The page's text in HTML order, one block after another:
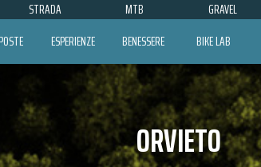
STRADA MTB GRAVEL
ESPERIENZE BENESSERE BIKE LAB
ORVIETO